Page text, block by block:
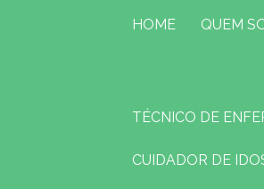
HOME QUEM
TÉCNICO DE
CUIDADOR DE